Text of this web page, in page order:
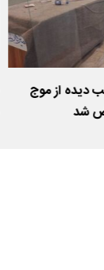
آسیب دیده از موج
شد